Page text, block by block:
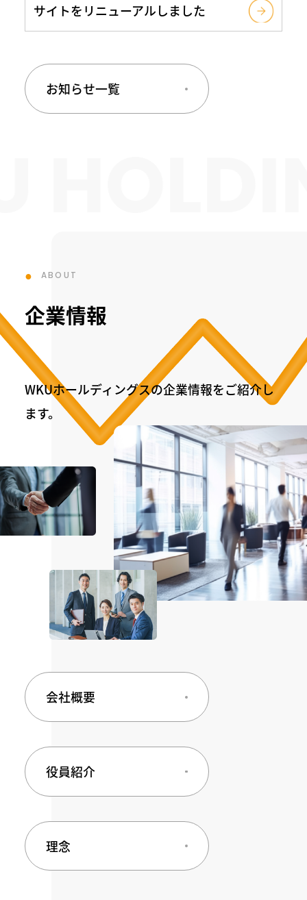
サイトをリニューアルしました
お知らせ一覧
ABOUT
企業情報
WKUホールディングスの企業情報をご紹介し
ます。
会社概要
役員紹介
理念